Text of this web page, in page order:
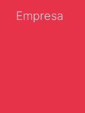
Empresa